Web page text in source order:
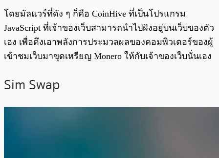
โดยมัลแวร์ที่ดัง ๆ ก็คือ CoinHive ที่เป็นโปรแกรม
JavaScript ที่เจ้าของเว็บสามารถนำไปฝังอยู่บนเว็บของตัว
เอง เพื่อดึงเอาพลังการประมวลผลของคอมพิวเตอร์ของผู้
เข้าชมเว็บมาขุดเหรียญ Monero ให้กับเจ้าของเว็บนั่นเอง
Sim Swap